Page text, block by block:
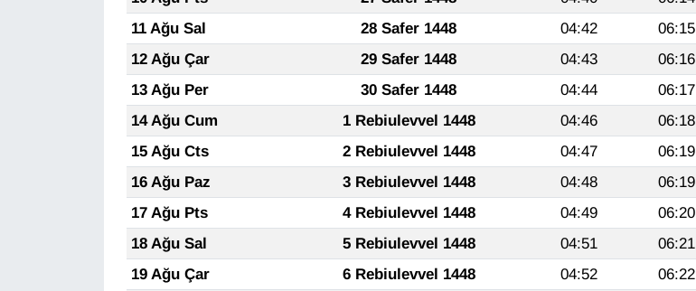
11 Ağu Sal
28 Safer 1448 04:42 06:15
12 Ağu Çar
29 Safer 1448 04:43 06:16
13 Ağu Per
30 Safer 1448 04:44 06:17
14 Ağu Cum
1 Rebiulevvel 1448 04:46 06:18
15 Ağu Cts
2 Rebiulevvel 1448 04:47 06:19
16 Ağu Paz
3 Rebiulevvel 1448 04:48 06:19
17 Ağu Pts
4 Rebiulevvel 1448 04:49 06:20
18 Ağu Sal
5 Rebiulevvel 1448 04:51 06:21
19 Ağu Çar
6 Rebiulevvel 1448 04:52 06:22
ONE EKONOMİ
Resmi İlanlar
RÖPORTAJ